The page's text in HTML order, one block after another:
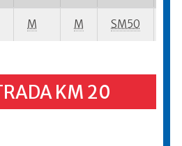
M M SM50
KM 20